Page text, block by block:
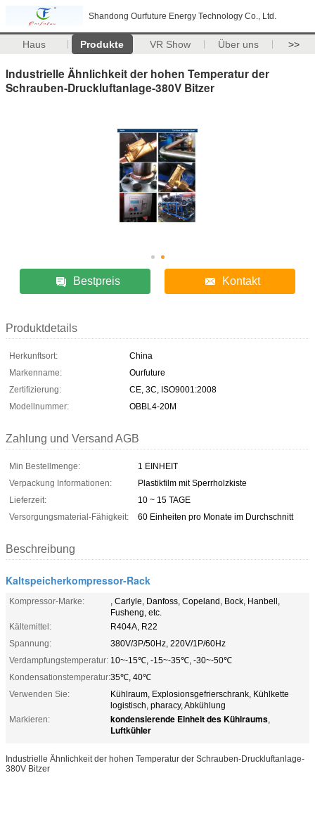
Shandong Ourfuture Energy Technology Co., Ltd.
Haus Produkte VR Show Über uns >>
Industrielle Ähnlichkeit der hohen Temperatur der
Schrauben-Druckluftanlage-380V Bitzer
Bestpreis Kontakt
Produktdetails
Herkunftsort:
China
Markenname:
Ourfuture
Zertifizierung:
CE, 3C, ISO9001:2008
Modellnummer:
OBBL4-20M
Zahlung und Versand AGB
Min Bestellmenge:
1 EINHEIT
Verpackung Informationen:
Plastikfilm mit Sperrholzkiste
Lieferzeit:
10 ~ 15 TAGE
Versorgungsmaterial-Fähigkeit:
60 Einheiten pro Monate im Durchschnitt
Beschreibung
Kaltspeicherkompressor-Rack
Kompressor-Marke:
, Carlyle, Danfoss, Copeland, Bock, Hanbell,
Fusheng, etc.
Kältemittel:
R404A, R22
Spannung:
380V/3P/50Hz, 220V/1P/60Hz
Verdampfungstemperatur: 10~-15℃, -15~-35℃, -30~-50℃
Kondensationstemperatur:35℃, 40℃
Verwenden Sie:
Kühlraum, Explosionsgefrierschrank, Kühlkette
logistisch, pharacy, Abkühlung
Markieren:
kondensierende Einheit des Kühlraums,
Luftkühler
Industrielle Ähnlichkeit der hohen Temperatur der Schrauben-Druckluftanlage-
380V Bitzer